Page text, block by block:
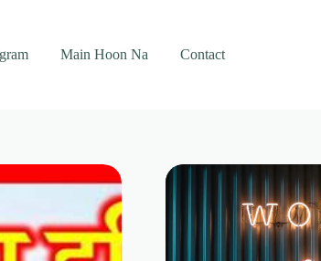
Main Hoon Na Contact